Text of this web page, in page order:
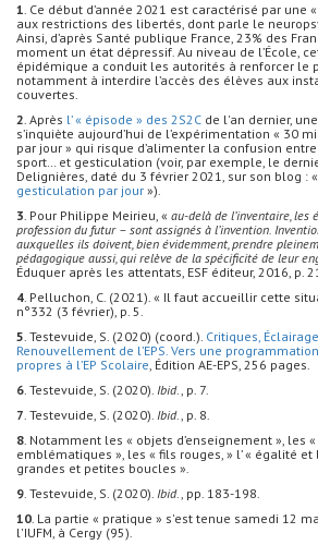
1. Ce début d’année 2021 est caractérisé par une «
aux restrictions des libertés, dont parle le
Ainsi, d’après Santé publique France, 23% des
moment un état dépressif. Au niveau de l’École,
épidémique a conduit les autorités à renforcer le
notamment à interdire l’accès des élèves aux
couvertes.
2. Après l’ « épisode » des 2S2C de l'an dernier,
s’inquiète aujourd’hui de l’expérimentation « 30
par jour » qui risque d’alimenter la confusion
sport… et gesticulation (voir, par exemple, le
Delignières, daté du 3 février 2021, sur son blog : «
gesticulation par jour »).
3. Pour Philippe Meirieu, « au-delà de l’inventaire, les
profession du futur – sont assignés à l’invention.
auxquelles ils doivent, bien évidemment, prendre
pédagogique aussi, qui relève de la spécificité de leur
Éduquer après les attentats, ESF éditeur, 2016, p.
4. Pelluchon, C. (2021). « Il faut accueillir cette
n°332 (3 février), p. 5.
5. Testevuide, S. (2020) (coord.). Critiques,
Renouvellement de l’EPS. Vers une
propres à l’EP Scolaire, Édition AE-EPS, 256 pages.
6. Testevuide, S. (2020). Ibid., p. 7.
7. Testevuide, S. (2020). Ibid., p. 8.
8. Notamment les « objets d’enseignement », les
emblématiques », les « fils rouges, » l’ « égalité et
grandes et petites boucles ».
9. Testevuide, S. (2020). Ibid., pp. 183-198.
10. La partie « pratique » s'est tenue samedi 12
l'IUFM, à Cergy (95).